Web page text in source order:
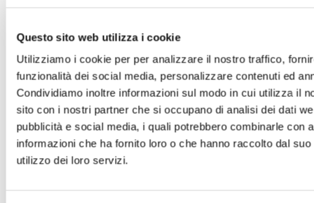
Questo sito web utilizza i cookie
Utilizziamo i cookie per per analizzare il nostro traffico,
funzionalità dei social media, personalizzare contenuti ed
Condividiamo inoltre informazioni sul modo in cui utilizza il
sito con i nostri partner che si occupano di analisi dei dati
pubblicità e social media, i quali potrebbero combinarle con
informazioni che ha fornito loro o che hanno raccolto dal suo
utilizzo dei loro servizi.
Il tuo nome e cognome *